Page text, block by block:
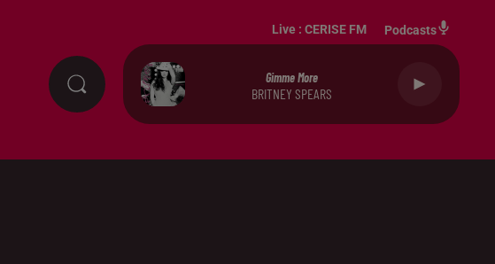
Live : CERISE FM Podcasts
Gimme More
BRITNEY SPEARS